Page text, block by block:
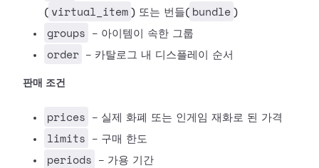
( virtual_item ) 또는 번들( bundle )
groups - 아이템이 속한 그룹
order - 카탈로그 내 디스플레이 순서
판매 조건
prices - 실제 화폐 또는 인게임 재화로 된 가격
limits - 구매 한도
periods - 가용 기간